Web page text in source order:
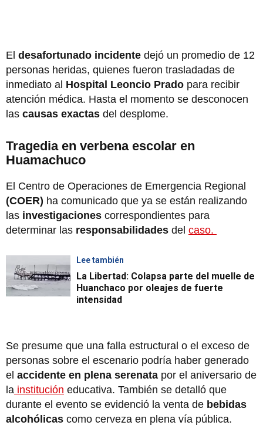
El desafortunado incidente dejó un promedio de 12
personas heridas, quienes fueron trasladadas de
inmediato al Hospital Leoncio Prado para recibir
atención médica. Hasta el momento se desconocen
las causas exactas del desplome.
Tragedia en verbena escolar en
Huamachuco
El Centro de Operaciones de Emergencia Regional
(COER) ha comunicado que ya se están realizando
las investigaciones correspondientes para
determinar las responsabilidades del caso.
Lee también
La Libertad: Colapsa parte del muelle de
Huanchaco por oleajes de fuerte
intensidad
Se presume que una falla estructural o el exceso de
personas sobre el escenario podría haber generado
el accidente en plena serenata por el aniversario de
la institución educativa. También se detalló que
durante el evento se evidenció la venta de bebidas
alcohólicas como cerveza en plena vía pública.